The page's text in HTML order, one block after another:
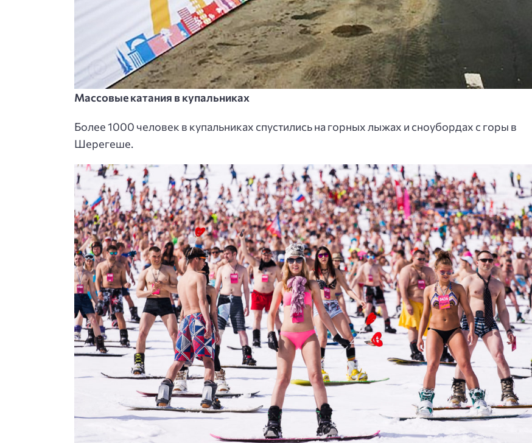
Массовые катания в купальниках
Более 1000 человек в купальниках спустились на горных лыжах и сноубордах с горы в
Шерегеше.